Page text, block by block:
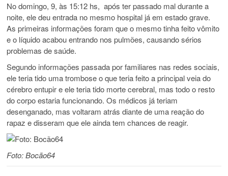
No domingo, 9, às 15:12 hs, após ter passado mal durante a
noite, ele deu entrada no mesmo hospital já em estado grave.
As primeiras informações foram que o mesmo tinha feito vômito
e o líquido acabou entrando nos pulmões, causando sérios
problemas de saúde.
Segundo informações passada por familiares nas redes sociais,
ele teria tido uma trombose o que teria feito a principal veia do
cérebro entupir e ele teria tido morte cerebral, mas todo o resto
do corpo estaria funcionando. Os médicos já teriam
desenganado, mas voltaram atrás diante de uma reação do
rapaz e disseram que ele ainda tem chances de reagir.
Foto: Bocão64